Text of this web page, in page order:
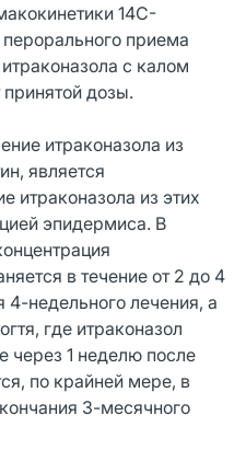
14С-
приема
с калом
принятой дозы.
итраконазола из
является
итраконазола из этих
эпидермиса. В
в течение от 2 до 4
недельного лечения, а
где итраконазол
1 неделю после
по крайней мере, в
3-месячного